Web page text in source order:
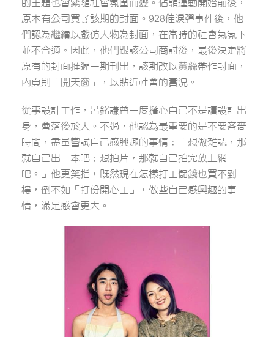
的主題也會緊隨社會氛圍而變。佔領運動開始前後，
原本有公司買了該期的封面。928催淚彈事件後，他
們認為繼續以戲仿人物為封面，在當時的社會氣氛下
並不合適。因此，他們跟該公司商討後，最後決定將
原有的封面推遲一期刊出，該期改以黃絲帶作封面，
內頁則「開天窗」，以貼近社會的實況。
從事設計工作，呂銘謙曾一度擔心自己不是讀設計出
身，會落後於人。不過，他認為最重要的是不要吝嗇
時間，盡量嘗試自己感興趣的事情：「想做雜誌，那
就自己出一本吧；想拍片，那就自己拍完放上網
吧。」他更笑指，既然現在怎樣打工儲錢也買不到
樓，倒不如「打份開心工」，做些自己感興趣的事
情，滿足感會更大。